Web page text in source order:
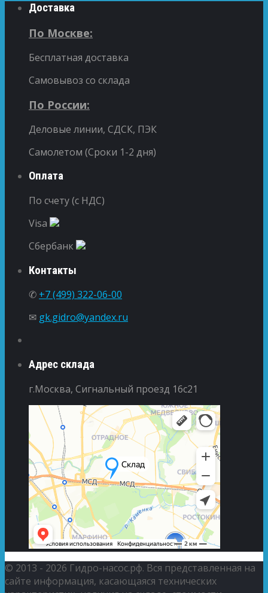
Доставка
По Москве:
Бесплатная доставка
Самовывоз со склада
По России:
Деловые линии, СДСК, ПЭК
Самолетом (Сроки 1-2 дня)
Оплата
По счету (с НДС)
Visa
Сбербанк
Контакты
✆ +7 (499) 322-06-00
✉ gk.gidro@yandex.ru
Адрес склада
г.Москва, Сигнальный проезд 16с21
© 2013 - 2026 Гидро-насос.рф. Вся представленная на
сайте информация, касающаяся технических